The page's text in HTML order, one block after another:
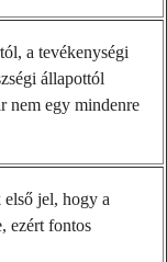
a tevékenységi
állapottól
nem egy mindenre
jel, hogy a
ezért fontos